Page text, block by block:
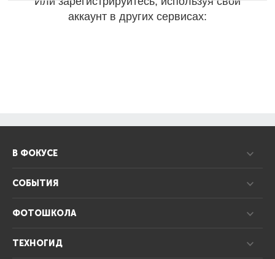
аккаунт в других сервисах:
В ФОКУСЕ
СОБЫТИЯ
ФОТОШКОЛА
ТЕХНОГИД